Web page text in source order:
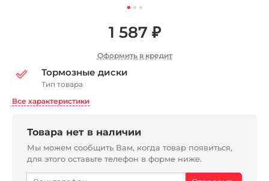
1 587 ₽
Оформить в кредит
Тормозные диски
Тип товара
Все характеристики
Товара нет в наличии
Мы можем сообщить Вам, когда товар появиться,
для этого оставьте телефон в форме ниже.